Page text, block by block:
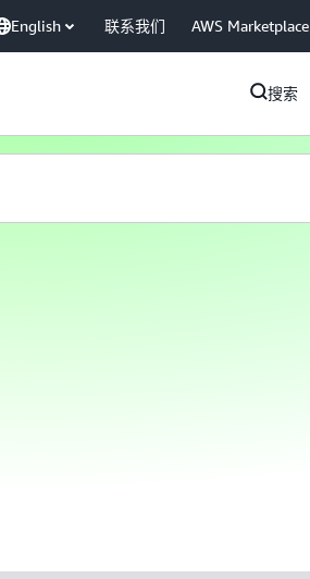
English 联系我们 AWS Marketplace
搜索